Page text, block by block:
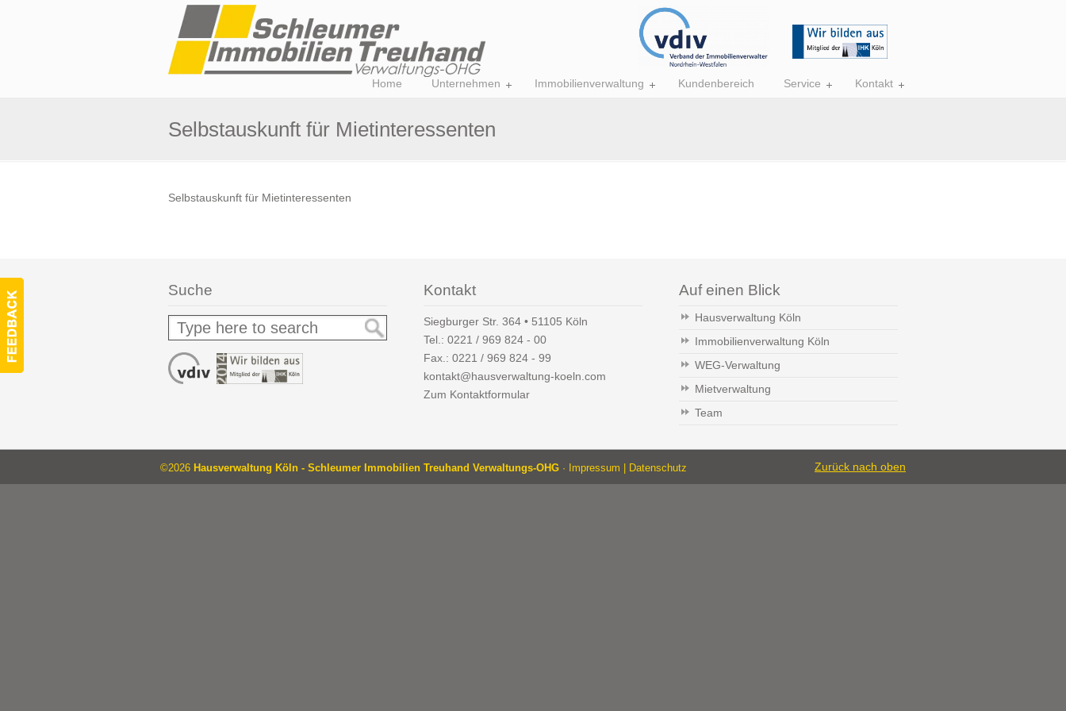
Home Unternehmen Immobilienverwaltung Kundenbereich Service Kontakt
Selbstauskunft für Mietinteressenten
Selbstauskunft für Mietinteressenten
Suche Kontakt
Siegburger Str. 364 • 51105 Köln
Tel.: 0221 / 969 824 - 00
Fax.: 0221 / 969 824 - 99
kontakt@hausverwaltung-koeln.com
Zum Kontaktformular
Auf einen Blick
Hausverwaltung Köln
Immobilienverwaltung Köln
WEG-Verwaltung
Mietverwaltung
Team
©2026 Hausverwaltung Köln - Schleumer Immobilien Treuhand Verwaltungs-OHG · Impressum Datenschutz Zurück nach oben